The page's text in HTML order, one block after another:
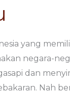
yang
negara-
dan
Nah